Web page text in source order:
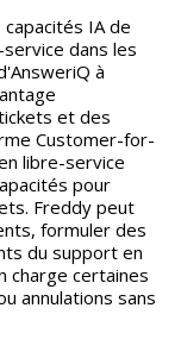
IA de
dans les
à
et des
Customer-for-
libre-service
pour
Freddy peut
formuler des
du support en
charge certaines
annulations sans